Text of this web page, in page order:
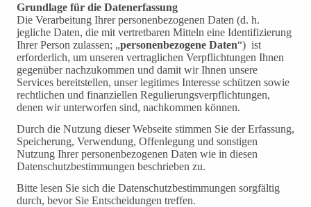
Grundlage für die Datenerfassung
Die Verarbeitung Ihrer personenbezogenen Daten (d. h.
jegliche Daten, die mit vertretbaren Mitteln eine Identifizierung
Ihrer Person zulassen; „personenbezogene Daten“) ist
erforderlich, um unseren vertraglichen Verpflichtungen Ihnen
gegenüber nachzukommen und damit wir Ihnen unsere
Services bereitstellen, unser legitimes Interesse schützen sowie
rechtlichen und finanziellen Regulierungsverpflichtungen,
denen wir unterworfen sind, nachkommen können.
Durch die Nutzung dieser Webseite stimmen Sie der Erfassung,
Speicherung, Verwendung, Offenlegung und sonstigen
Nutzung Ihrer personenbezogenen Daten wie in diesen
Datenschutzbestimmungen beschrieben zu.
Bitte lesen Sie sich die Datenschutzbestimmungen sorgfältig
durch, bevor Sie Entscheidungen treffen.